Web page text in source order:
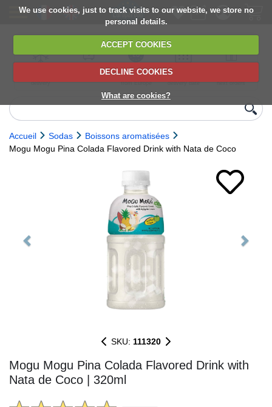
We use cookies, just to track visits to our website, we store no
personal details.
ACCEPT COOKIES
DECLINE COOKIES
What are cookies?
delivery
6,000+ products
Direct import
from Europe
Choose your
delivery date
next orders
Accueil Sodas
Boissons aromatisées
Mogu Mogu Pina Colada Flavored Drink with Nata de Coco
SKU: 111320
Mogu Mogu Pina Colada Flavored Drink with
Nata de Coco | 320ml